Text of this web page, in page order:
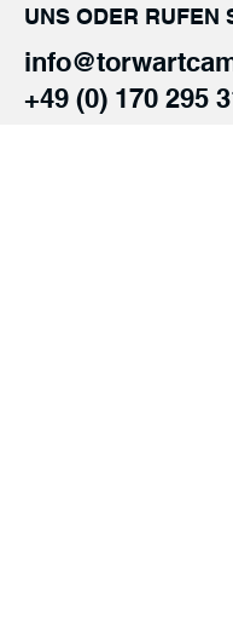
UNS ODER RUFEN
+49 (0) 170 295